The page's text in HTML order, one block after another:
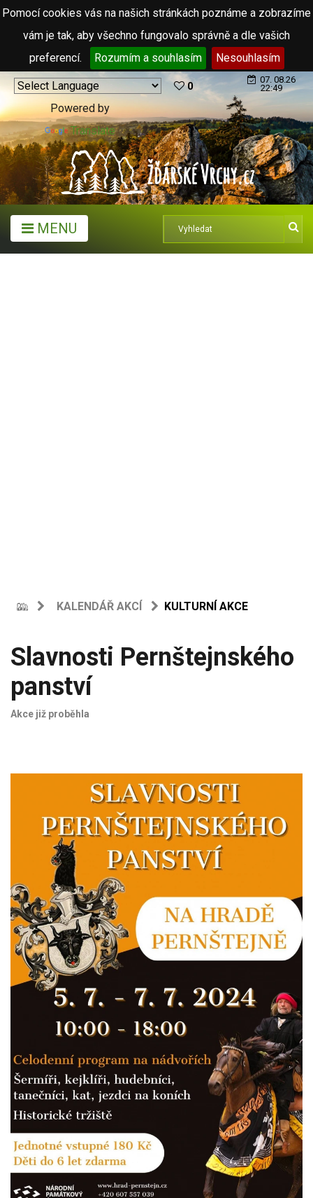
Pomocí cookies vás na našich stránkách poznáme a zobrazíme
vám je tak, aby všechno fungovalo správně a dle vašich
preferencí.
Rozumím a souhlasím Nesouhlasím
Powered by
Translate
0
07. 08.26
22:49
MENU
KALENDÁŘ AKCÍ KULTURNÍ AKCE
Slavnosti Pernštejnského
panství
Akce již proběhla